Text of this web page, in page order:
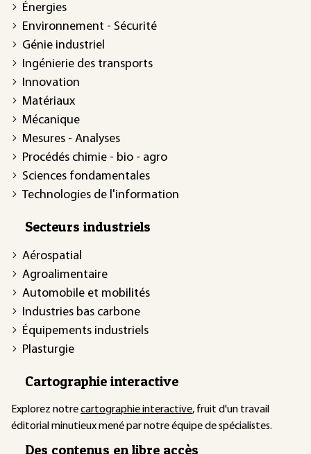
Énergies
Environnement - Sécurité
Génie industriel
Ingénierie des transports
Innovation
Matériaux
Mécanique
Mesures - Analyses
Procédés chimie - bio - agro
Sciences fondamentales
Technologies de l'information
Secteurs industriels
Aérospatial
Agroalimentaire
Automobile et mobilités
Industries bas carbone
Équipements industriels
Plasturgie
Cartographie interactive
Explorez notrecartographie interactive, fruit d'un travail
éditorial minutieux mené par notre équipe de spécialistes.
Des contenus en libre accès